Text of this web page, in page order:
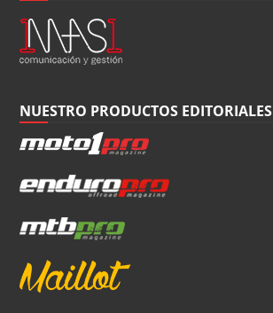
NUESTRO PRODUCTOS EDITORIALES